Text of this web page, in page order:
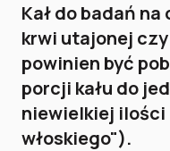
Kał do badań
krwi utajonej
powinien być
porcji kału do
niewielkiej
włoskiego").